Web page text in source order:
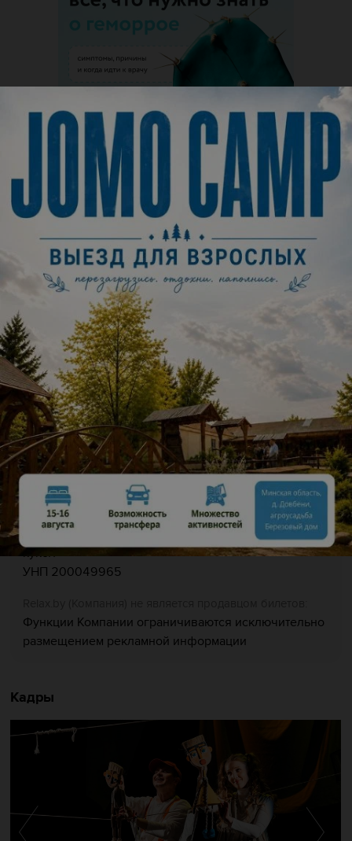
Описание
Спектакль «Приключения Тома Сойера» несколько дней
из жизни озорного, шутливого ребёнка. Мир, который
мы видим его глазами. Через юмор переживаем вместе
с Томом любые «незадачи» с которыми он сталкивается
каждый миг.
Год: 2022
Длительность: 40 мин
Стоимость билетов:
12,00— 14,00 руб.
Возрастное ограничение: 6+
Организатор:
Государственное учреждение «Заслуженный
коллектив Республики Беларусь «Брестский театр
кукол»
УНП 200049965
Функции Компании ограничиваются исключительно
размещением рекламной информации
Кадры